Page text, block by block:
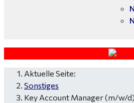
Aktuelle Seite:
Sonstiges
Key Account Manager (m/w/